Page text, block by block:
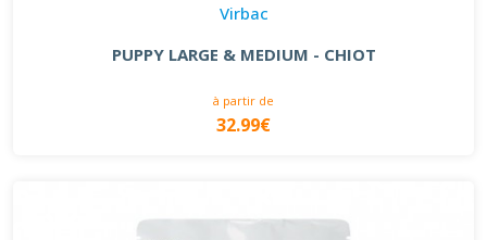
Virbac
PUPPY LARGE & MEDIUM - CHIOT
à partir de
32.99€